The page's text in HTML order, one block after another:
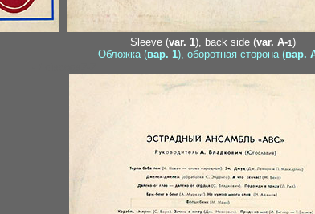
Sleeve (var. 1), back side (var. A-1)
Обложка (вар. 1), оборотная сторона (вар.